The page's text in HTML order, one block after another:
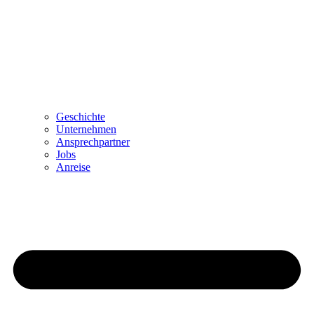
Geschichte
Unternehmen
Ansprechpartner
Jobs
Anreise